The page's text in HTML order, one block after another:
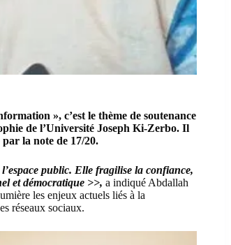
», c’est le thème de soutenance
de l’Université Joseph Ki-Zerbo. Il
par la note de 17/20.
public. Elle fragilise la confiance,
et démocratique >>, a indiqué Abdallah
les enjeux actuels liés à la
réseaux sociaux.